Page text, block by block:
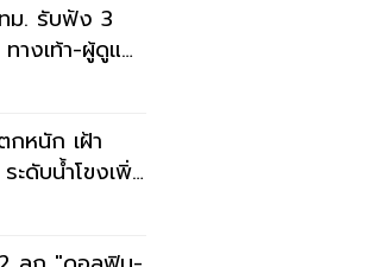
ม. รับฟัง 3
างเท้า-ผู้ดูแล
กหนัก เฝ้า
ะดับน้ำโขงเพิ่ม